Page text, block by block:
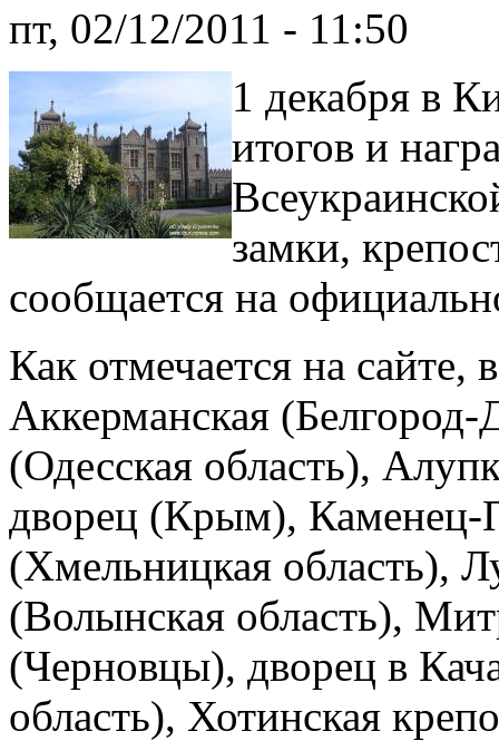
пт, 02/12/2011 - 11:50
1 декабря в
итогов и
замки,
сообщается на
Как отмечается на
Аккерманская (Белгород-
(Одесская область),
дворец (Крым), Каменец-
(Хмельницкая область),
(Волынская область),
(Черновцы), дворец в
область), Хотинская